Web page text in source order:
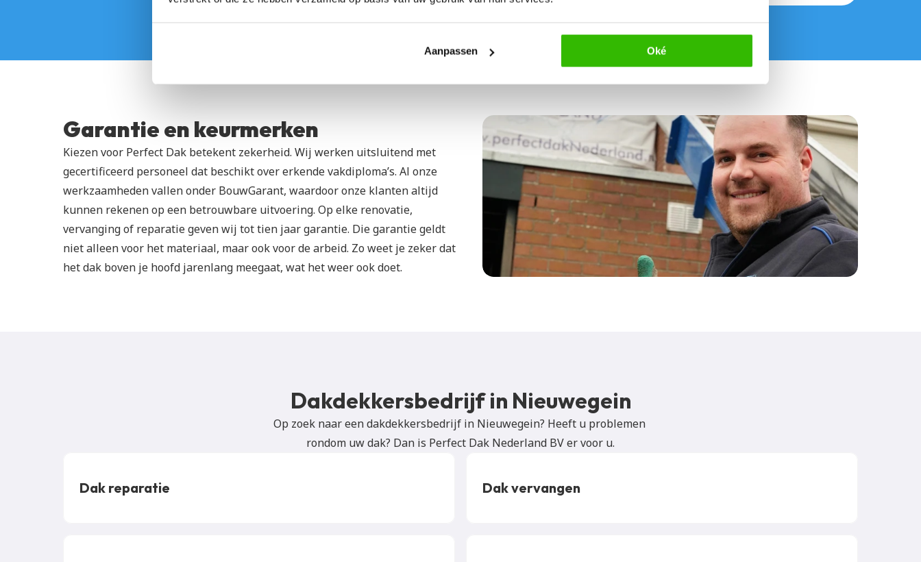
Aanpassen Oké
Garantie en keurmerken
Kiezen voor Perfect Dak betekent zekerheid. Wij werken uitsluitend met
gecertificeerd personeel dat beschikt over erkende vakdiploma’s. Al onze
werkzaamheden vallen onder BouwGarant, waardoor onze klanten altijd
kunnen rekenen op een betrouwbare uitvoering. Op elke renovatie,
vervanging of reparatie geven wij tot tien jaar garantie. Die garantie geldt
niet alleen voor het materiaal, maar ook voor de arbeid. Zo weet je zeker dat
het dak boven je hoofd jarenlang meegaat, wat het weer ook doet.
Dakdekkersbedrijf in Nieuwegein
Op zoek naar een dakdekkersbedrijf in Nieuwegein? Heeft u problemen
rondom uw dak? Dan is Perfect Dak Nederland BV er voor u.
Dak reparatie Dak vervangen